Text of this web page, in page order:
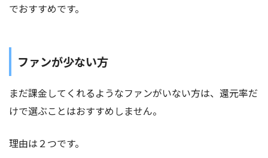
でおすすめです。
ファンが少ない方
まだ課金してくれるようなファンがいない方は、還元率だ
けで選ぶことはおすすめしません。
理由は２つです。